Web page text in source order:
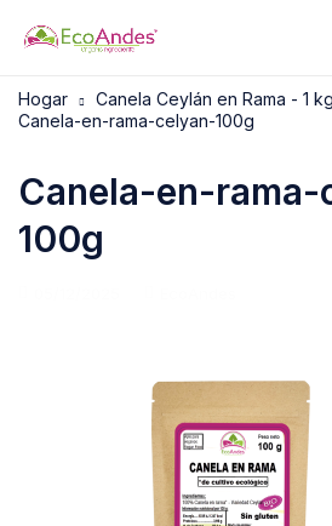
Hogar
Canela Ceylán en Rama - 1 kg
Canela-en-rama-celyan-100g
Canela-en-
100g